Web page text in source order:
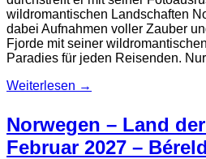
wildromantischen Landschaften
dabei Aufnahmen voller Zauber
Fjorde mit seiner
Paradies für jeden Reisenden.
Weiterlesen →
Norwegen – Land
Februar 2027 –